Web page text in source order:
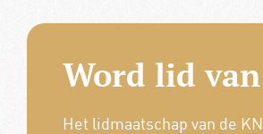
Word lid
Het lidmaatschap van de